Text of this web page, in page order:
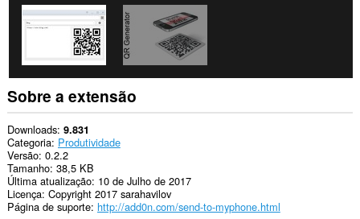
Esta
extensão
consegue
acessar
suas
guias
e
atividades
de
navegação.
Sobre a extensão
Downloads 9.831
Categoria Produtividade
Versão 0.2.2
Tamanho 38,5 KB
Última atualização 10 de Julho de 2017
Licença Copyright 2017 sarahavilov
Página de suporte http://add0n.com/send-to-myphone.html